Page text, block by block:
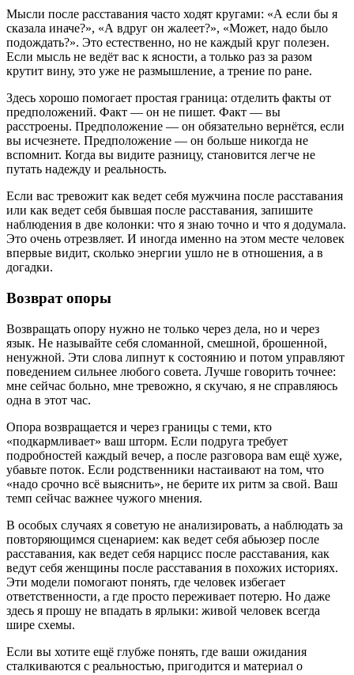
Мысли после расставания часто ходят кругами: «А если бы я
сказала иначе?», «А вдруг он жалеет?», «Может, надо было
подождать?». Это естественно, но не каждый круг полезен.
Если мысль не ведёт вас к ясности, а только раз за разом
крутит вину, это уже не размышление, а трение по ране.
Здесь хорошо помогает простая граница: отделить факты от
предположений. Факт — он не пишет. Факт — вы
расстроены. Предположение — он обязательно вернётся, если
вы исчезнете. Предположение — он больше никогда не
вспомнит. Когда вы видите разницу, становится легче не
путать надежду и реальность.
Если вас тревожит как ведет себя мужчина после расставания
или как ведет себя бывшая после расставания, запишите
наблюдения в две колонки: что я знаю точно и что я додумала.
Это очень отрезвляет. И иногда именно на этом месте человек
впервые видит, сколько энергии ушло не в отношения, а в
догадки.
Возврат опоры
Возвращать опору нужно не только через дела, но и через
язык. Не называйте себя сломанной, смешной, брошенной,
ненужной. Эти слова липнут к состоянию и потом управляют
поведением сильнее любого совета. Лучше говорить точнее:
мне сейчас больно, мне тревожно, я скучаю, я не справляюсь
одна в этот час.
Опора возвращается и через границы с теми, кто
«подкармливает» ваш шторм. Если подруга требует
подробностей каждый вечер, а после разговора вам ещё хуже,
убавьте поток. Если родственники настаивают на том, что
«надо срочно всё выяснить», не берите их ритм за свой. Ваш
темп сейчас важнее чужого мнения.
В особых случаях я советую не анализировать, а наблюдать за
повторяющимся сценарием: как ведет себя абьюзер после
расставания, как ведет себя нарцисс после расставания, как
ведут себя женщины после расставания в похожих историях.
Эти модели помогают понять, где человек избегает
ответственности, а где просто переживает потерю. Но даже
здесь я прошу не впадать в ярлыки: живой человек всегда
шире схемы.
Если вы хотите ещё глубже понять, где ваши ожидания
сталкиваются с реальностью, пригодится и материал о